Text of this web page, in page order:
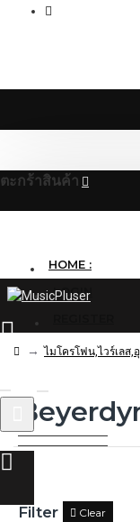
ตะกร้าสินค้า
HOME :
LOGIN
0 รายการ - 0.00฿
ไมโครโฟน,ไวร์เลส,
Filter Clear